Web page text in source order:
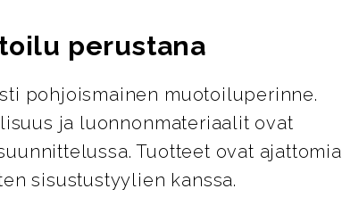
perustana
pohjoismainen muotoiluperinne.
ja luonnonmateriaalit ovat
Tuotteet ovat ajattomia
sisustustyylien kanssa.